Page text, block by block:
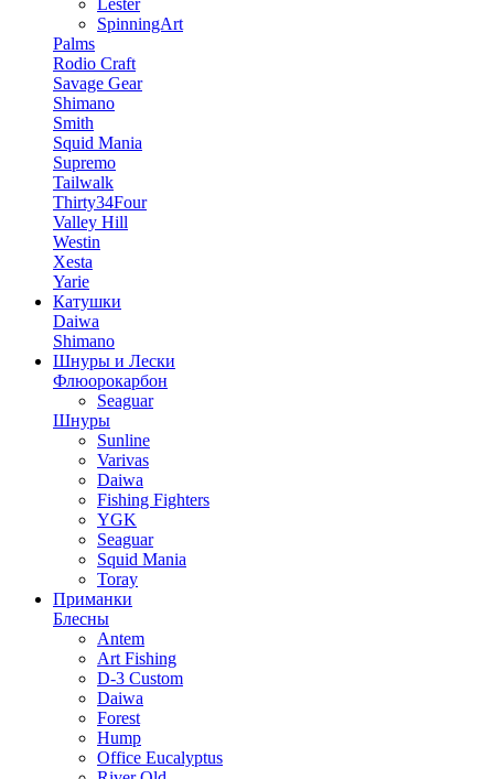
Lester
SpinningArt
Palms
Rodio Craft
Savage Gear
Shimano
Smith
Squid Mania
Supremo
Tailwalk
Thirty34Four
Valley Hill
Westin
Xesta
Yarie
Катушки
Daiwa
Shimano
Шнуры и Лески
Флюорокарбон
Seaguar
Шнуры
Sunline
Varivas
Daiwa
Fishing Fighters
YGK
Seaguar
Squid Mania
Toray
Приманки
Блесны
Antem
Art Fishing
D-3 Custom
Daiwa
Forest
Hump
Office Eucalyptus